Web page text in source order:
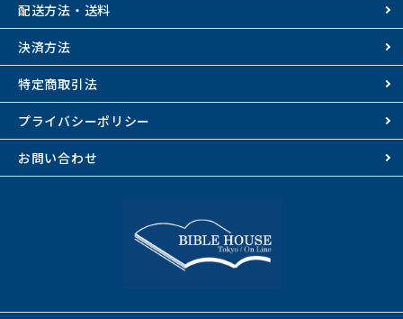
配送方法・送料
決済方法
特定商取引法
プライバシーポリシー
お問い合わせ